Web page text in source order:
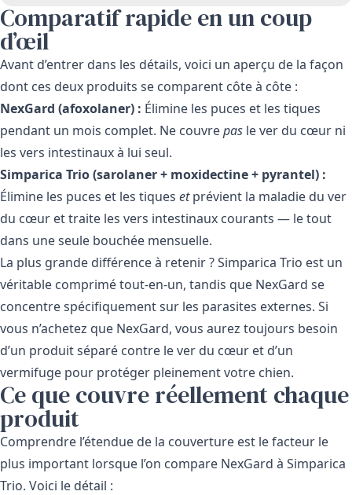
Comparatif rapide en un coup
d’œil
Avant d’entrer dans les détails, voici un aperçu de la façon
dont ces deux produits se comparent côte à côte :
NexGard (afoxolaner) : Élimine les puces et les tiques
pendant un mois complet. Ne couvrepas le ver du cœur ni
les vers intestinaux à lui seul.
Simparica Trio (sarolaner + moxidectine + pyrantel) :
Élimine les puces et les tiques etprévient la maladie du ver
du cœur et traite les vers intestinaux courants — le tout
dans une seule bouchée mensuelle.
La plus grande différence à retenir ?Simparica Trio est un
véritable comprimé tout-en-un, tandis que NexGard se
concentre spécifiquement sur les parasites externes. Si
vous n’achetez que NexGard, vous aurez toujours besoin
d’un produit séparé contre le ver du cœur et d’un
vermifuge pour protéger pleinement votre chien.
Ce que couvre réellement chaque
produit
Comprendre l’étendue de la couverture est le facteur le
plus important lorsque l’on compare NexGard à Simparica
Trio. Voici le détail :